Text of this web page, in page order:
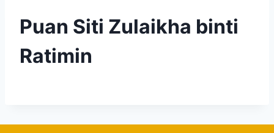
Puan Siti Zulaikha binti
Ratimin